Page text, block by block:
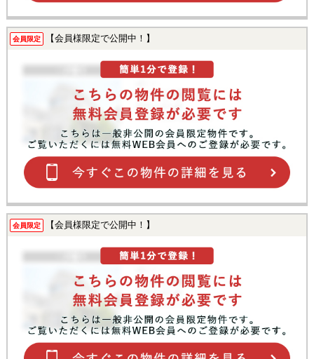
会員限定 【会員様限定で公開中！】
会員限定 【会員様限定で公開中！】